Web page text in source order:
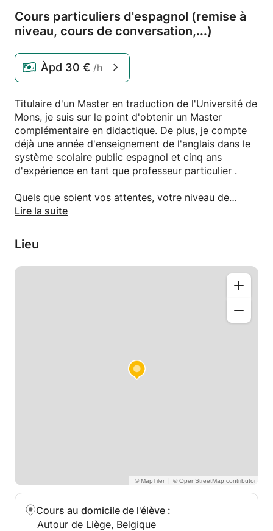
Cours particuliers d'espagnol (remise à
niveau, cours de conversation,...)
Àpd 30 € /h
Titulaire d'un Master en traduction de l'Université de
Mons, je suis sur le point d'obtenir un Master
complémentaire en didactique. De plus, je compte
déjà une année d'enseignement de l'anglais dans le
système scolaire public espagnol et cinq ans
d'expérience en tant que professeur particulier .
Quels que soient vos attentes, votre niveau de
langue et vos difficultés , n'hésitez pas à me
lacunes dans la langue de Cervantes.
Lire la suite
Lieu
|
Cours au domicile de l'élève :
Autour de Liège, Belgique